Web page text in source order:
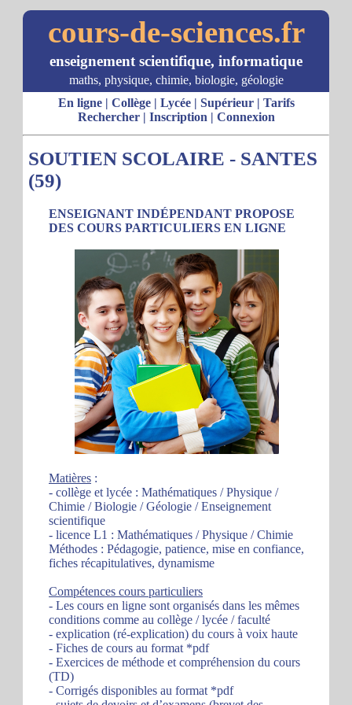
cours-de-sciences.fr
enseignement scientifique, informatique
maths, physique, chimie, biologie, géologie
En ligne| Collège| Lycée| Supérieur| Tarifs
Rechercher| Inscription | Connexion
SOUTIEN SCOLAIRE - SANTES
(59)
ENSEIGNANT INDÉPENDANT PROPOSE
DES COURS PARTICULIERS EN LIGNE
Matières :
- collège et lycée : Mathématiques / Physique /
Chimie / Biologie / Géologie / Enseignement
scientifique
- licence L1 : Mathématiques / Physique / Chimie
Méthodes : Pédagogie, patience, mise en confiance,
fiches récapitulatives, dynamisme
Compétences cours particuliers
- Les cours en ligne sont organisés dans les mêmes
conditions comme au collège / lycée / faculté
- explication (ré-explication) du cours à voix haute
- Fiches de cours au format *pdf
- Exercices de méthode et compréhension du cours
(TD)
- Corrigés disponibles au format *pdf